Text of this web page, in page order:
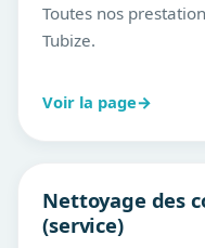
Toutes nos
Tubize.
Voir la page→
Nettoyage des
(service)